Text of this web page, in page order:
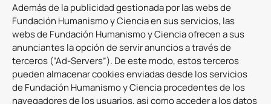
Además de la publicidad gestionada por las webs de
Fundación Humanismo y Ciencia en sus servicios, las
webs de Fundación Humanismo y Ciencia ofrecen a sus
anunciantes la opción de servir anuncios a través de
terceros (“Ad-Servers”). De este modo, estos terceros
pueden almacenar cookies enviadas desde los servicios
de Fundación Humanismo y Ciencia procedentes de los
navegadores de los usuarios, así como acceder a los datos